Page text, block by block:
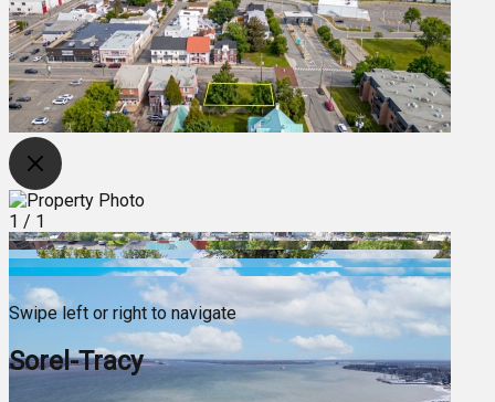
1 / 1
Swipe left or right to navigate
Sorel-Tracy